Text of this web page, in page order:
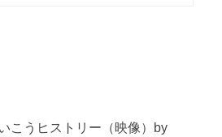
こうヒストリー（映像）by